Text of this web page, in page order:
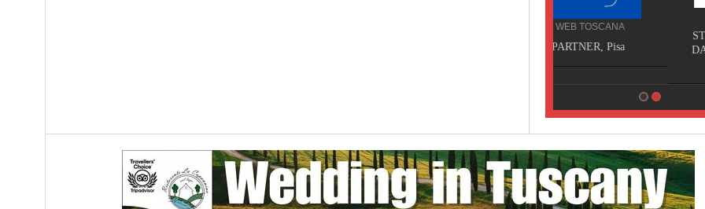
STUDIO DENTISTICO
DARIO DECANINI,
Lucca